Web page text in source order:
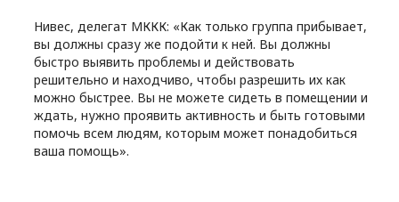
Нивес, делегат МККК: «Как только группа прибывает,
вы должны сразу же подойти к ней. Вы должны
быстро выявить проблемы и действовать
решительно и находчиво, чтобы разрешить их как
можно быстрее. Вы не можете сидеть в помещении и
ждать, нужно проявить активность и быть готовыми
помочь всем людям, которым может понадобиться
ваша помощь».